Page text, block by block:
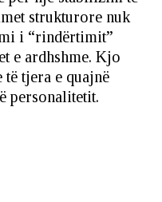
strukturore nuk
i “rindërtimit”
e ardhshme. Kjo
të tjera e quajnë
personalitetit.